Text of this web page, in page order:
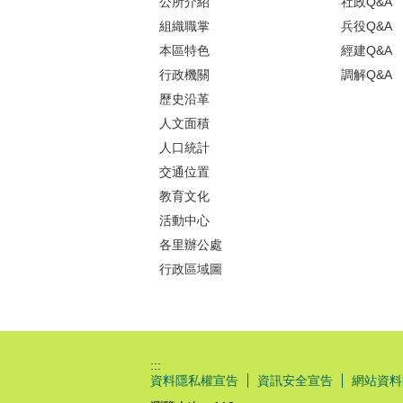
組織職掌
本區特色
行政機關
歷史沿革
人文面積
人口統計
交通位置
教育文化
活動中心
各里辦公處
行政區域圖
兵役Q&A
經建Q&A
調解Q&A
:::
資料隱私權宣告
資訊安全宣告
網站資